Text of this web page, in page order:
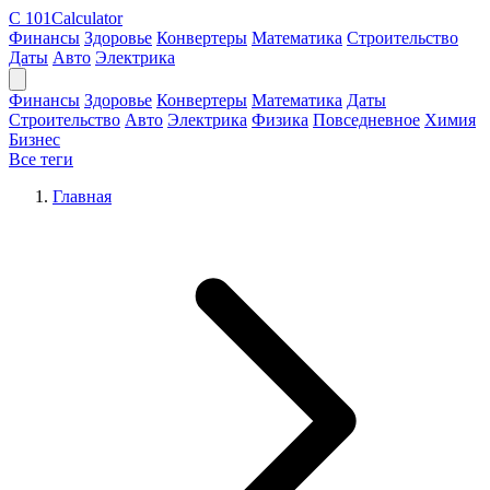
C 101Calculator
Финансы Здоровье Конвертеры Математика Строительство
Даты Авто Электрика
Финансы Здоровье Конвертеры Математика Даты
Строительство Авто Электрика Физика Повседневное Химия
Бизнес
Все теги
Главная